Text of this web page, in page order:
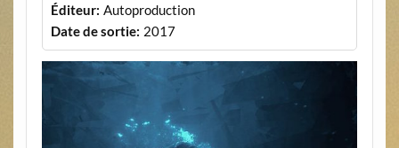
Éditeur: Autoproduction
Date de sortie: 2017